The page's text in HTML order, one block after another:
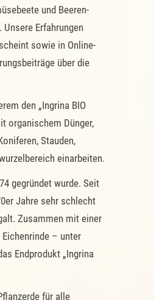
und Beeren-
Erfahrungen
sowie in Online-
über die
den „Ingrina BIO
organischem Dünger,
Stauden,
einarbeiten.
gegründet wurde. Seit
Jahre sehr schlecht
Zusammen mit einer
– unter
Endprodukt „Ingrina
für alle